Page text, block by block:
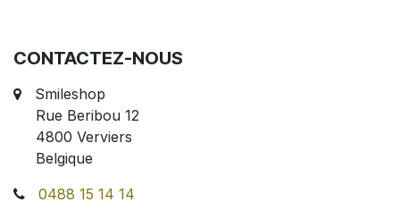
CONTACTEZ-NOUS
Smileshop
Rue Beribou 12
4800 Verviers
Belgique
0488 15 14 14